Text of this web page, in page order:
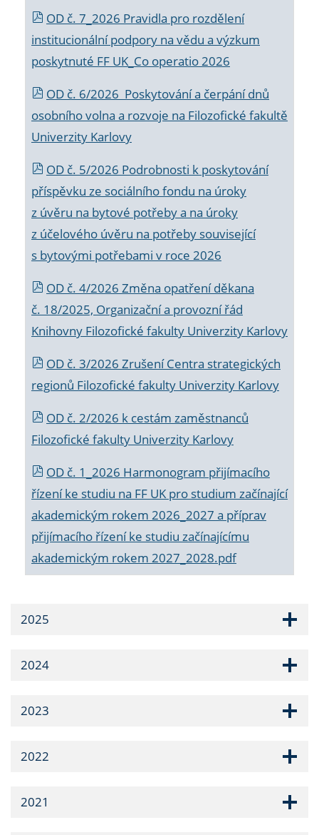
OD č. 7_2026 Pravidla pro rozdělení
institucionální podpory na vědu a výzkum
poskytnuté FF UK_Co operatio 2026
OD č. 6/2026 Poskytování a čerpání dnů
osobního volna a rozvoje na Filozofické fakultě
Univerzity Karlovy
OD č. 5/2026 Podrobnosti k poskytování
příspěvku ze sociálního fondu na úroky
z úvěru na bytové potřeby a na úroky
z účelového úvěru na potřeby související
s bytovými potřebami v roce 2026
OD č. 4/2026 Změna opatření děkana
č. 18/2025, Organizační a provozní řád
Knihovny Filozofické fakulty Univerzity Karlovy
OD č. 3/2026 Zrušení Centra strategických
regionů Filozofické fakulty Univerzity Karlovy
OD č. 2/2026 k cestám zaměstnanců
Filozofické fakulty Univerzity Karlovy
OD č. 1_2026 Harmonogram přijímacího
řízení ke studiu na FF UK pro studium začínající
akademickým rokem 2026_2027 a příprav
přijímacího řízení ke studiu začínajícímu
akademickým rokem 2027_2028.pdf
2025
2024
2023
2022
2021